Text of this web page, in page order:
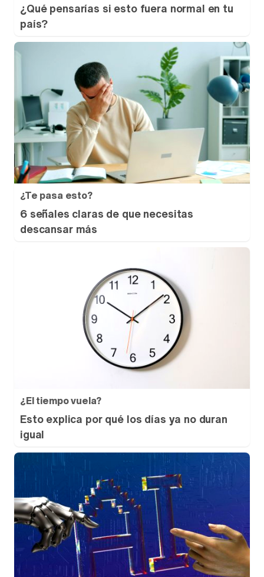
¿Qué pensarías si esto fuera normal en tu
país?
¿Te pasa esto?
6 señales claras de que necesitas
descansar más
¿El tiempo vuela?
Esto explica por qué los días ya no duran
igual